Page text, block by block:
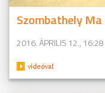
Szombathely
2016. ÁPRILIS 12., 16:28